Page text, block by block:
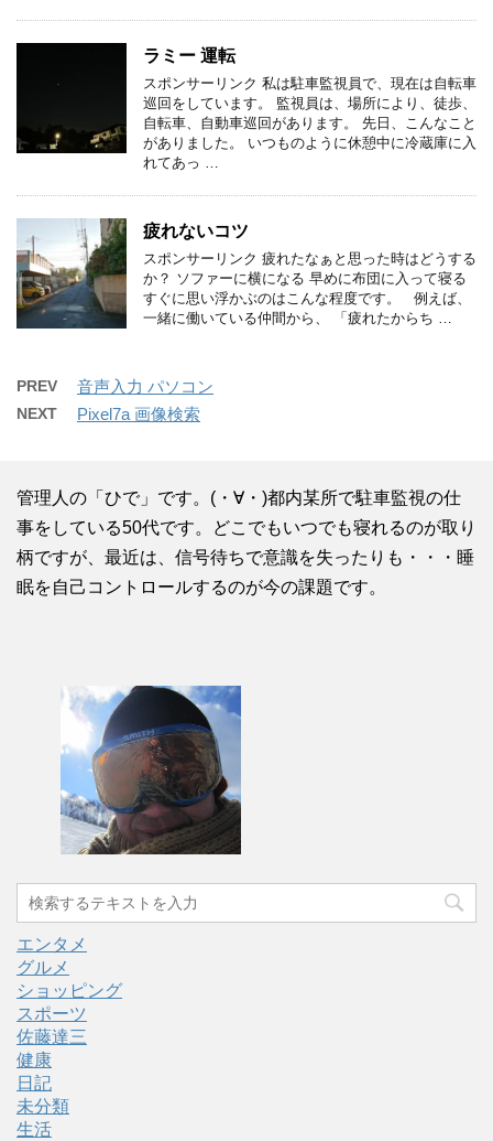
ラミー 運転
スポンサーリンク 私は駐車監視員で、現在は自転車
巡回をしています。 監視員は、場所により、徒歩、
自転車、自動車巡回があります。 先日、こんなこと
がありました。 いつものように休憩中に冷蔵庫に入
れてあっ …
疲れないコツ
スポンサーリンク 疲れたなぁと思った時はどうする
か？ ソファーに横になる 早めに布団に入って寝る
すぐに思い浮かぶのはこんな程度です。 例えば、
一緒に働いている仲間から、 「疲れたからち …
PREV 音声入力 パソコン
NEXT Pixel7a 画像検索
管理人の「ひで」です。(・∀・)都内某所で駐車監視の仕
事をしている50代です。どこでもいつでも寝れるのが取り
柄ですが、最近は、信号待ちで意識を失ったりも・・・睡
眠を自己コントロールするのが今の課題です。
エンタメ
グルメ
ショッピング
スポーツ
佐藤達三
健康
日記
未分類
生活